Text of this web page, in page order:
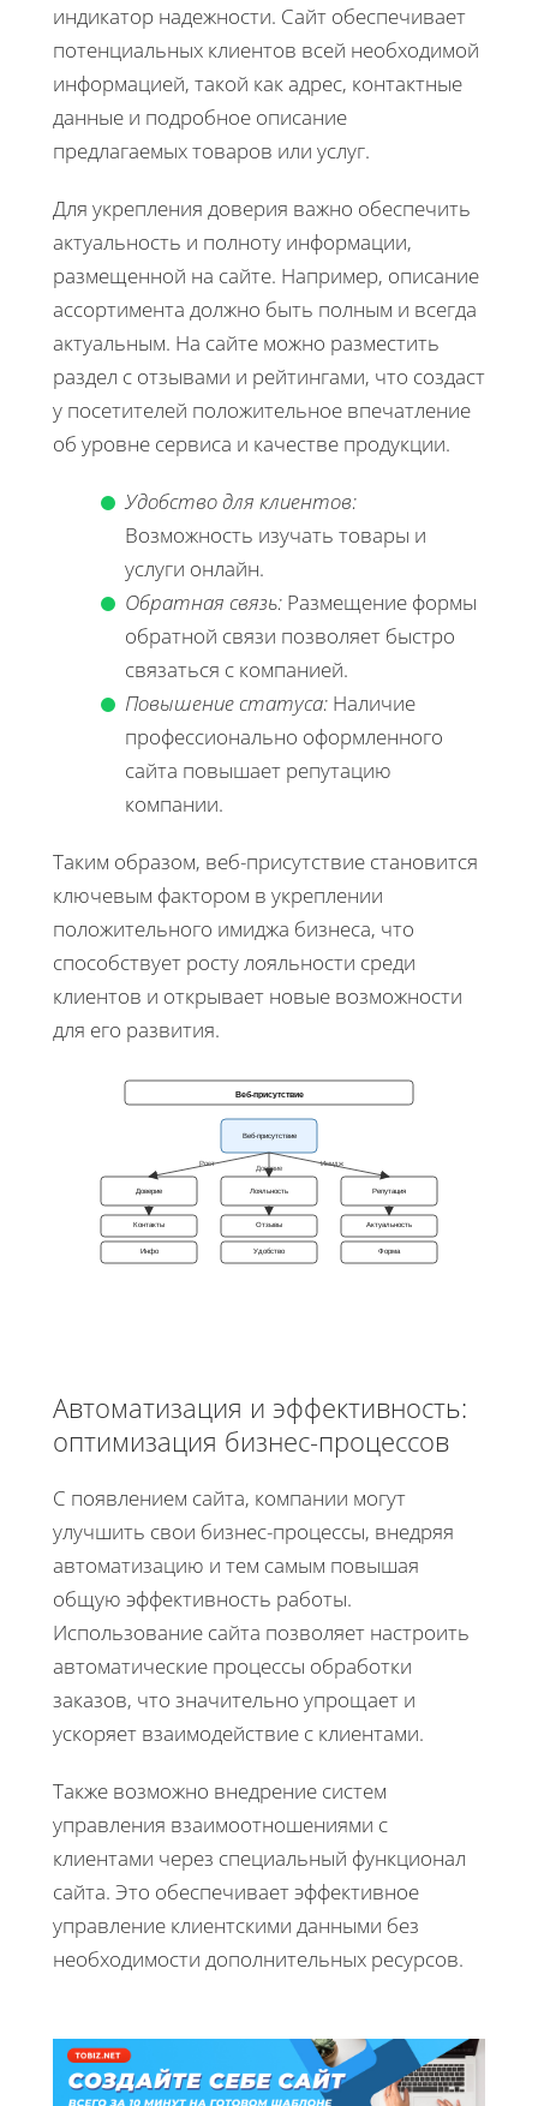
индикатор надежности. Сайт обеспечивает
потенциальных клиентов всей необходимой
информацией, такой как адрес, контактные
данные и подробное описание
предлагаемых товаров или услуг.
Для укрепления доверия важно обеспечить
актуальность и полноту информации,
размещенной на сайте. Например, описание
ассортимента должно быть полным и всегда
актуальным. На сайте можно разместить
раздел с отзывами и рейтингами, что создаст
у посетителей положительное впечатление
об уровне сервиса и качестве продукции.
Удобство для клиентов:
Возможность изучать товары и
услуги онлайн.
Обратная связь: Размещение формы
обратной связи позволяет быстро
связаться с компанией.
Повышение статуса: Наличие
профессионально оформленного
сайта повышает репутацию
компании.
Таким образом, веб-присутствие становится
ключевым фактором в укреплении
положительного имиджа бизнеса, что
способствует росту лояльности среди
клиентов и открывает новые возможности
для его развития.
Веб-присутствие
Веб-присутствие
Доверие Лояльность Репутация
Контакты
Инфо
Отзывы
Удобство
Актуальность
Форма
Рост
Доверие
Имидж
Автоматизация и эффективность:
оптимизация бизнес-процессов
С появлением сайта, компании могут
улучшить свои бизнес-процессы, внедряя
автоматизацию и тем самым повышая
общую эффективность работы.
Использование сайта позволяет настроить
автоматические процессы обработки
заказов, что значительно упрощает и
ускоряет взаимодействие с клиентами.
Также возможно внедрение систем
управления взаимоотношениями с
клиентами через специальный функционал
сайта. Это обеспечивает эффективное
управление клиентскими данными без
необходимости дополнительных ресурсов.